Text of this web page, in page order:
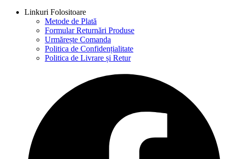
Linkuri Folositoare
Metode de Plată
Formular Returnări Produse
Urmărește Comanda
Politica de Confidențialitate
Politica de Livrare și Retur